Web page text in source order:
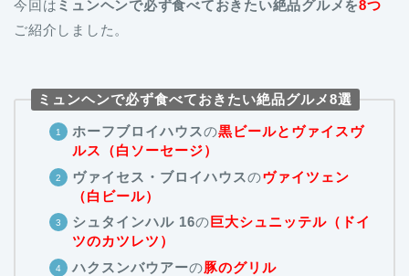
今回は ミュンヘンで必ず食べておきたい絶品グルメを8つ
ご紹介しました。
ミュンヘンで必ず食べておきたい絶品グルメ8選
ホーフブロイハウスの黒ビールとヴァイスヴ
ルス（白ソーセージ）
ヴァイセス・ブロイハウスのヴァイツェン
（白ビール）
シュタインハル 16の 巨大シュニッテル（ドイ
ツのカツレツ）
ハクスンバウアーの豚のグリル